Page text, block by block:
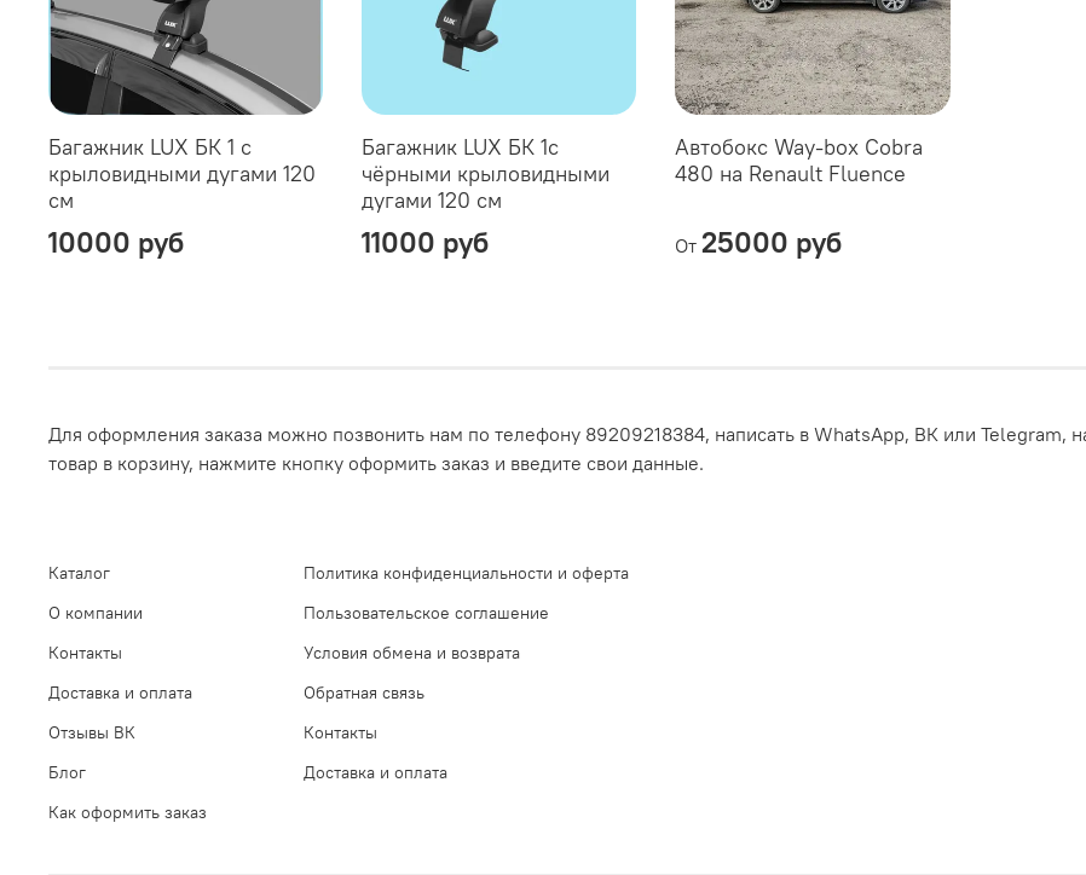
Багажник LUX БК 1 с
крыловидными дугами 120
см
10000 руб
Багажник LUX БК 1с
чёрными крыловидными
дугами 120 см
11000 руб
Автобокс Way-box Cobra
480 на Renault Fluence
От 25000 руб
Для оформления заказа можно позвонить нам по телефону 89209218384, написать в WhatsApp, ВК или Telegram,
товар в корзину, нажмите кнопку оформить заказ и введите свои данные.
Каталог
О компании
Контакты
Доставка и оплата
Отзывы ВК
Блог
Как оформить заказ
Политика конфиденциальности и оферта
Пользовательское соглашение
Условия обмена и возврата
Обратная связь
Контакты
Доставка и оплата